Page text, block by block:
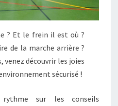
? Et le frein il est où ?
de la marche arrière ?
venez découvrir les joies
sécurisé !
sur les conseils